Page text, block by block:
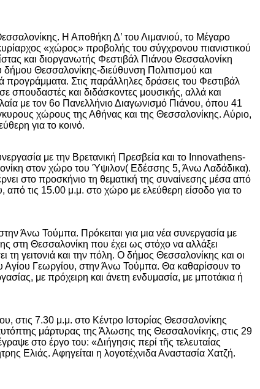
Η Αποθήκη Δ’ του Λιμανιού, το Μέγαρο
«χώρος» προβολής του σύγχρονου πιανιστικού
και διοργανωτής Φεστιβάλ Πιάνου Θεσσαλονίκη
Θεσσαλονίκης-διεύθυνση Πολιτισμού και
προγράμματα. Στις παράλληλες δράσεις του Φεστιβάλ
σπουδαστές και διδάσκοντες μουσικής, αλλά και
με τον 6ο Πανελλήνιο Διαγωνισμό Πιάνου, όπου 41
χώρους της Αθήνας και της Θεσσαλονίκης. Αύριο,
για το κοινό.
με την Βρετανική Πρεσβεία και το Innovathens-
στον χώρο του Ύψιλον( Εδέσσης 5, Άνω Λαδάδικα).
στο προσκήνιο τη θεματική της συναίνεσης μέσα από
από τις 15.00 μ.μ. στο χώρο με ελεύθερη είσοδο για το
Άνω Τούμπα. Πρόκειται για μια νέα συνεργασία με
στη Θεσσαλονίκη που έχει ως στόχο να αλλάξει
τη γειτονιά και την πόλη. Ο δήμος Θεσσαλονίκης και οι
Αγίου Γεωργίου, στην Άνω Τούμπα. Θα καθαρίσουν το
με πρόχειρη και άνετη ενδυμασία, με μποτάκια ή
στις 7.30 μ.μ. στο Κέντρο Ιστορίας Θεσσαλονίκης
μάρτυρας της Άλωσης της Θεσσαλονίκης, στις 29
στο έργο του: «Διήγησις περί τῆς τελευταίας
Ελιάς. Αφηγείται η λογοτέχνιδα Αναστασία Χατζή.